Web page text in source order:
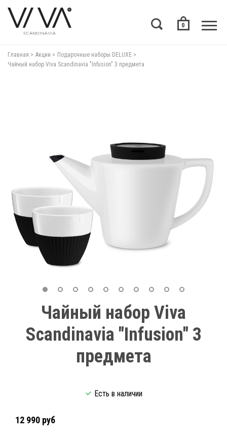
0
Главная Акции
Подарочные наборы DELUXE
Чайный набор Viva Scandinavia "Infusion" 3 предмета
Чайный набор Viva
Scandinavia "Infusion" 3
предмета
Есть в наличии
12 990 руб